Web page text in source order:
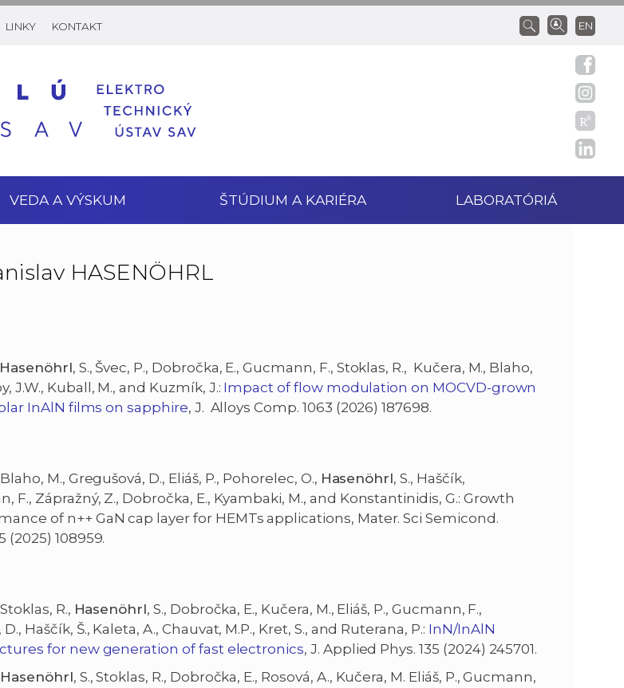
LINKY KONTAKT EN
VEDA A VÝSKUM ŠTÚDIUM A KARIÉRA LABORATÓRIÁ
HASENÖHRL
Hasenöhrl, S., Švec, P., Dobročka, E., Gucmann, F., Stoklas, R., Kučera, M., Blaho,
J.W., Kuball, M., and Kuzmík, J.: Impact of flow modulation on MOCVD-grown
InAlN films on sapphire, J. Alloys Comp. 1063 (2026) 187698.
M., Gregušová, D., Eliáš, P., Pohorelec, O., Hasenöhrl, S., Haščík,
F., Zápražný, Z., Dobročka, E., Kyambaki, M., and Konstantinidis, G.: Growth
of n++ GaN cap layer for HEMTs applications, Mater. Sci Semicond.
(2025) 108959.
R., Hasenöhrl, S., Dobročka, E., Kučera, M., Eliáš, P., Gucmann, F.,
Haščík, Š., Kaleta, A., Chauvat, M.P., Kret, S., and Ruterana, P.: InN/InAlN
for new generation of fast electronics, J. Applied Phys. 135 (2024) 245701.
Hasenöhrl, S., Stoklas, R., Dobročka, E., Rosová, A., Kučera, M. Eliáš, P., Gucmann,